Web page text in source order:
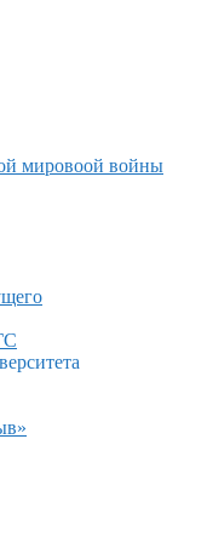
мировоой войны